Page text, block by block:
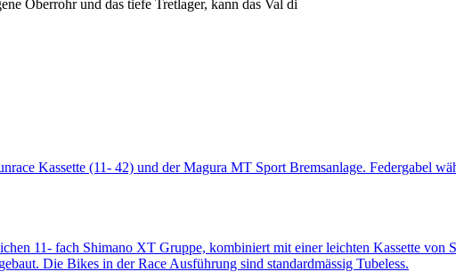
Oberrohr und das tiefe Tretlager, kann das Val di
Kassette (11- 42) und der Magura MT Sport Bremsanlage. Federgabel
11- fach Shimano XT Gruppe, kombiniert mit einer leichten Kassette von
Die Bikes in der Race Ausführung sind standardmässig Tubeless.